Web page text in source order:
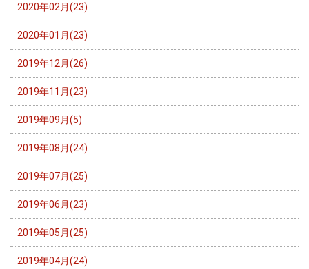
2020年02月(23)
2020年01月(23)
2019年12月(26)
2019年11月(23)
2019年09月(5)
2019年08月(24)
2019年07月(25)
2019年06月(23)
2019年05月(25)
2019年04月(24)